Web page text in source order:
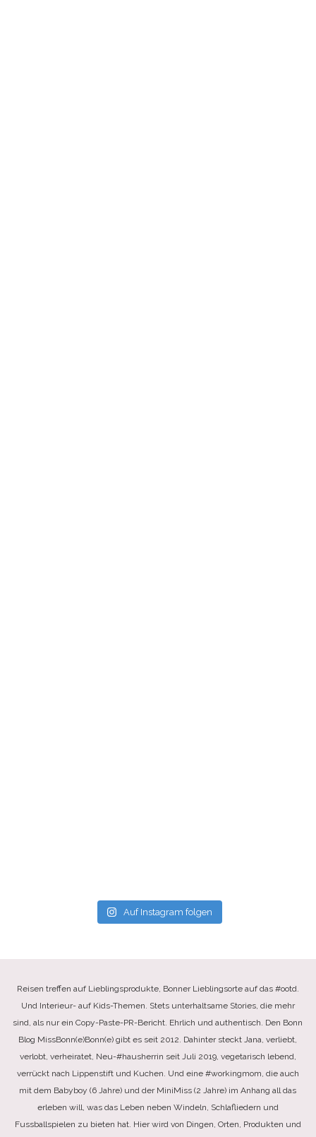
Auf Instagram folgen
Reisen treffen auf Lieblingsprodukte, Bonner Lieblingsorte auf das #ootd.
Und Interieur- auf Kids-Themen. Stets unterhaltsame Stories, die mehr
sind, als nur ein Copy-Paste-PR-Bericht. Ehrlich und authentisch. Den Bonn
Blog MissBonn(e)Bonn(e) gibt es seit 2012. Dahinter steckt Jana, verliebt,
verlobt, verheiratet, Neu-#hausherrin seit Juli 2019, vegetarisch lebend,
verrückt nach Lippenstift und Kuchen. Und eine #workingmom, die auch
mit dem Babyboy (6 Jahre) und der MiniMiss (2 Jahre) im Anhang all das
erleben will, was das Leben neben Windeln, Schlafliedern und
Fussballspielen zu bieten hat. Hier wird von Dingen, Orten, Produkten und